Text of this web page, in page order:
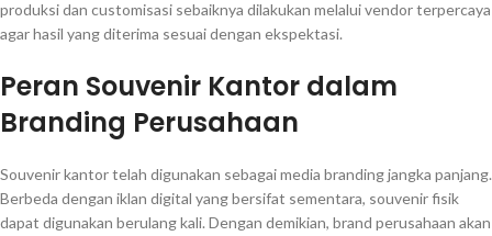
produksi dan customisasi sebaiknya dilakukan melalui vendor terpercaya
agar hasil yang diterima sesuai dengan ekspektasi.
Peran Souvenir Kantor dalam
Branding Perusahaan
Souvenir kantor telah digunakan sebagai media branding jangka panjang.
Berbeda dengan iklan digital yang bersifat sementara, souvenir fisik
dapat digunakan berulang kali. Dengan demikian, brand perusahaan akan